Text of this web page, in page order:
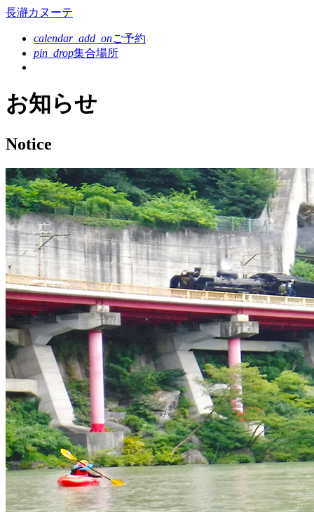
コ
文
へ
キ
プ
長瀞カヌーテ
calendar_add_onご予約
pin_drop集合場所
お知らせ
Notice